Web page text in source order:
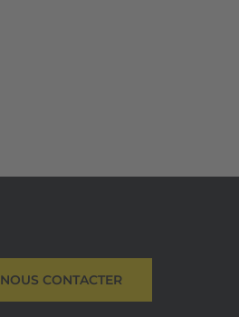
NOUS CONTACTER